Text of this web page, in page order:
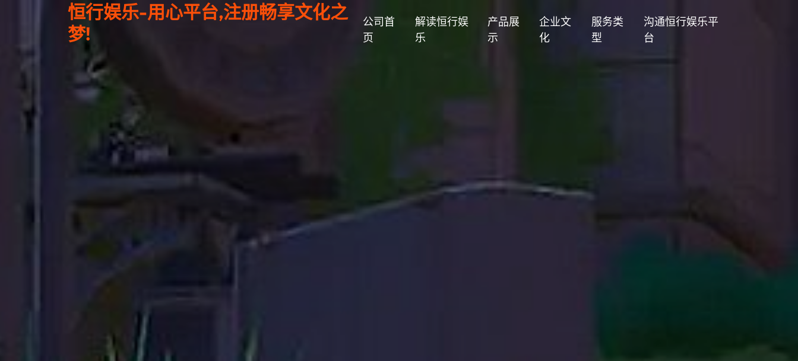
恒行娱乐-用心平台,注册畅享文化之
梦!
公司首
页
解读恒行娱
乐
产品展
示
企业文
化
服务类
型
沟通恒行娱乐平
台